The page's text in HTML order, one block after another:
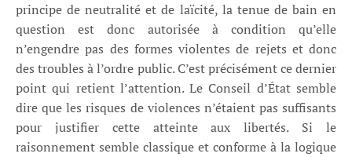
principe de neutralité et de laïcité, la tenue de bain en
question est donc autorisée à condition qu’elle
n’engendre pas des formes violentes de rejets et donc
des troubles à l’ordre public. C’est précisément ce dernier
point qui retient l’attention. Le Conseil d’État semble
dire que les risques de violences n’étaient pas suffisants
pour justifier cette atteinte aux libertés. Si le
raisonnement semble classique et conforme à la logique